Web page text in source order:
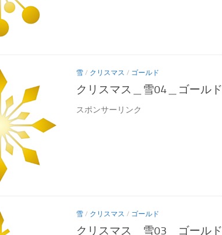
雪 / クリスマス / ゴールド
クリスマス＿雪04＿ゴールド
スポンサーリンク
雪 / クリスマス / ゴールド
クリスマス＿雪03＿ゴールド